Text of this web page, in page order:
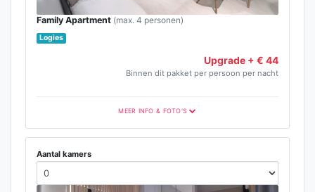
Family Apartment (max. 4 personen)
Logies
Upgrade + € 44
Binnen dit pakket per persoon per nacht
MEER INFO & FOTO'S
Aantal kamers